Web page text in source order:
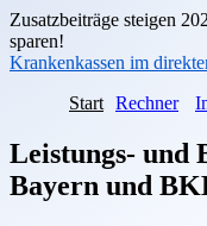
Zusatzbeiträge steigen
sparen!
Krankenkassen im
Start Rechner
Leistungs- und
Bayern und